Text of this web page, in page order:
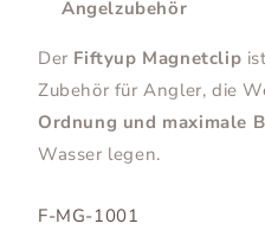
Angelzubehör
Der Fiftyup Magnetclip
Zubehör für Angler, die
Ordnung und maximale
Wasser legen.
SKU:
F-MG-1001